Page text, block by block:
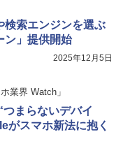
検索エンジンを選ぶ
ン」提供開始
2025年12月5日
業界 Watch」
つまらないデバイ
がスマホ新法に抱く